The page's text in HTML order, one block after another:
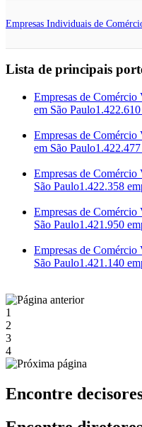
Empresas Individuais de
Lista de principais
Empresas de
em São Paulo1.422.610
Empresas de
em São Paulo1.422.477
Empresas de Comércio
São Paulo1.422.358
Empresas de Comércio
São Paulo1.421.950
Empresas de Comércio
São Paulo1.421.140
1
2
3
4
Encontre